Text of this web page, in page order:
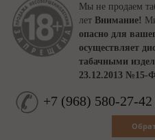
Мы не продаем
лет Внимание!
опасно для
осуществляет
табачными
23.12.2013 №15-
+7 (968) 580-27-42